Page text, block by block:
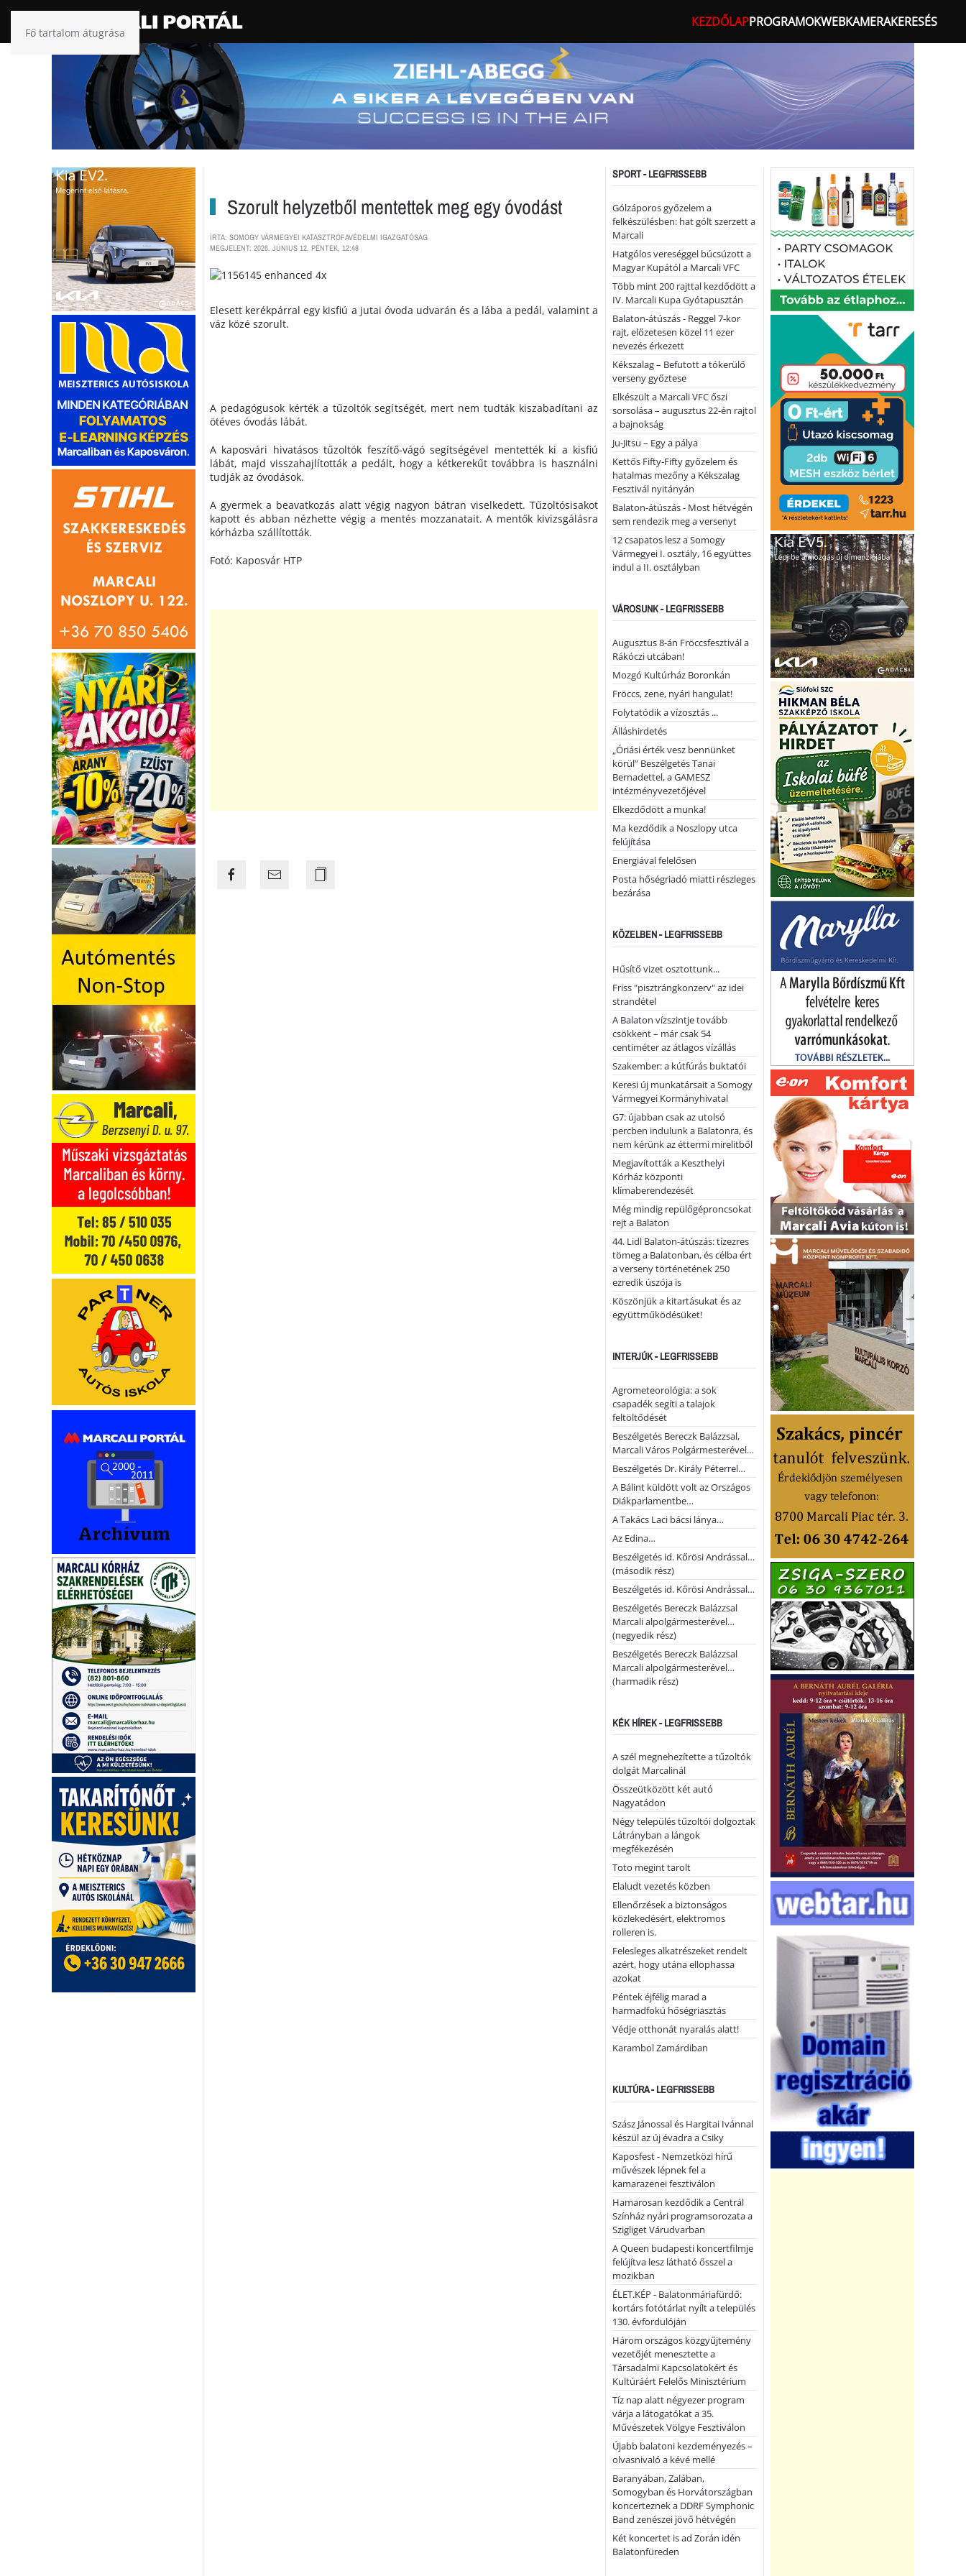
Fő tartalom átugrása
KEZDŐLAPPROGRAMOKWEBKAMERAKERESÉS
Szorult helyzetből mentettek meg egy óvodást
ÍRTA: SOMOGY VÁRMEGYEI KATASZTRÓFAVÉDELMI IGAZGATÓSÁG
MEGJELENT: 2026. JÚNIUS 12. PÉNTEK, 12:48
Elesett kerékpárral egy kisfiú a jutai óvoda udvarán és a lába a pedál, valamint a
váz közé szorult.
A pedagógusok kérték a tűzoltók segítségét, mert nem tudták kiszabadítani az
ötéves óvodás lábát.
A kaposvári hivatásos tűzoltók feszítő-vágó segítségével mentették ki a kisfiú
lábát, majd visszahajlították a pedált, hogy a kétkerekűt továbbra is használni
tudják az óvodások.
A gyermek a beavatkozás alatt végig nagyon bátran viselkedett. Tűzoltósisakot
kapott és abban nézhette végig a mentés mozzanatait. A mentők kivizsgálásra
kórházba szállították.
Fotó: Kaposvár HTP
SPORT - LEGFRISSEBB
Gólzáporos győzelem a
felkészülésben: hat gólt szerzett a
Marcali
Hatgólos vereséggel búcsúzott a
Magyar Kupától a Marcali VFC
Több mint 200 rajttal kezdődött a
IV. Marcali Kupa Gyótapusztán
Balaton-átúszás - Reggel 7-kor
rajt, előzetesen közel 11 ezer
nevezés érkezett
Kékszalag – Befutott a tókerülő
verseny győztese
Elkészült a Marcali VFC őszi
sorsolása – augusztus 22-én rajtol
a bajnokság
Ju-Jitsu – Egy a pálya
Kettős Fifty-Fifty győzelem és
hatalmas mezőny a Kékszalag
Fesztivál nyitányán
Balaton-átúszás - Most hétvégén
sem rendezik meg a versenyt
12 csapatos lesz a Somogy
Vármegyei I. osztály, 16 együttes
indul a II. osztályban
VÁROSUNK - LEGFRISSEBB
Augusztus 8-án Fröccsfesztivál a
Rákóczi utcában!
Mozgó Kultúrház Boronkán
Fröccs, zene, nyári hangulat!
Folytatódik a vízosztás ...
Álláshirdetés
„Óriási érték vesz bennünket
körül” Beszélgetés Tanai
Bernadettel, a GAMESZ
intézményvezetőjével
Elkezdődött a munka!
Ma kezdődik a Noszlopy utca
felújítása
Energiával felelősen
Posta hőségriadó miatti részleges
bezárása
KÖZELBEN - LEGFRISSEBB
Hűsítő vizet osztottunk...
Friss "pisztrángkonzerv" az idei
strandétel
A Balaton vízszintje tovább
csökkent – már csak 54
centiméter az átlagos vízállás
Szakember: a kútfúrás buktatói
Keresi új munkatársait a Somogy
Vármegyei Kormányhivatal
G7: újabban csak az utolsó
percben indulunk a Balatonra, és
nem kérünk az éttermi mirelitből
Megjavították a Keszthelyi
Kórház központi
klímaberendezését
Még mindig repülőgéproncsokat
rejt a Balaton
44. Lidl Balaton-átúszás: tízezres
tömeg a Balatonban, és célba ért
a verseny történetének 250
ezredik úszója is
Köszönjük a kitartásukat és az
együttműködésüket!
INTERJÚK - LEGFRISSEBB
Agrometeorológia: a sok
csapadék segíti a talajok
feltöltődését
Beszélgetés Bereczk Balázzsal,
Marcali Város Polgármesterével…
Beszélgetés Dr. Király Péterrel…
A Bálint küldött volt az Országos
Diákparlamentbe…
A Takács Laci bácsi lánya…
Az Edina…
Beszélgetés id. Kőrösi Andrással…
(második rész)
Beszélgetés id. Kőrösi Andrással…
Beszélgetés Bereczk Balázzsal
Marcali alpolgármesterével…
(negyedik rész)
Beszélgetés Bereczk Balázzsal
Marcali alpolgármesterével…
(harmadik rész)
KÉK HÍREK - LEGFRISSEBB
A szél megnehezítette a tűzoltók
dolgát Marcalinál
Összeütközött két autó
Nagyatádon
Négy település tűzoltói dolgoztak
Látrányban a lángok
megfékezésén
Toto megint tarolt
Elaludt vezetés közben
Ellenőrzések a biztonságos
közlekedésért, elektromos
rolleren is.
Felesleges alkatrészeket rendelt
azért, hogy utána ellophassa
azokat
Péntek éjfélig marad a
harmadfokú hőségriasztás
Védje otthonát nyaralás alatt!
Karambol Zamárdiban
KULTÚRA - LEGFRISSEBB
Szász Jánossal és Hargitai Ivánnal
készül az új évadra a Csiky
Kaposfest - Nemzetközi hírű
művészek lépnek fel a
kamarazenei fesztiválon
Hamarosan kezdődik a Centrál
Színház nyári programsorozata a
Szigliget Várudvarban
A Queen budapesti koncertfilmje
felújítva lesz látható ősszel a
mozikban
ÉLET.KÉP - Balatonmáriafürdő:
kortárs fotótárlat nyílt a település
130. évfordulóján
Három országos közgyűjtemény
vezetőjét menesztette a
Társadalmi Kapcsolatokért és
Kultúráért Felelős Minisztérium
Tíz nap alatt négyezer program
várja a látogatókat a 35.
Művészetek Völgye Fesztiválon
Újabb balatoni kezdeményezés –
olvasnivaló a kévé mellé
Baranyában, Zalában,
Somogyban és Horvátországban
koncerteznek a DDRF Symphonic
Band zenészei jövő hétvégén
Két koncertet is ad Zorán idén
Balatonfüreden